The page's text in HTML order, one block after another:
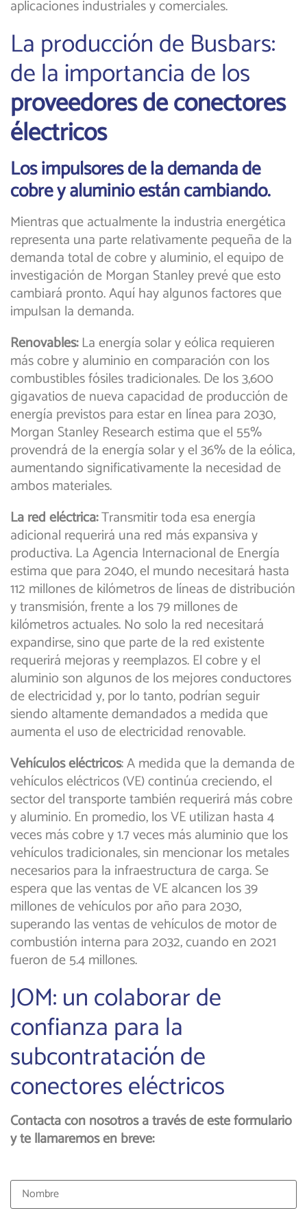
aplicaciones industriales y comerciales.
La producción de Busbars:
de la importancia de los
proveedores de conectores
électricos
Los impulsores de la demanda de
cobre y aluminio están cambiando.
Mientras que actualmente la industria energética
representa una parte relativamente pequeña de la
demanda total de cobre y aluminio, el equipo de
investigación de Morgan Stanley prevé que esto
cambiará pronto. Aquí hay algunos factores que
impulsan la demanda.
Renovables:La energía solar y eólica requieren
más cobre y aluminio en comparación con los
combustibles fósiles tradicionales. De los 3,600
gigavatios de nueva capacidad de producción de
energía previstos para estar en línea para 2030,
Morgan Stanley Research estima que el 55%
provendrá de la energía solar y el 36% de la eólica,
aumentando significativamente la necesidad de
ambos materiales.
La red eléctrica:Transmitir toda esa energía
adicional requerirá una red más expansiva y
productiva. La Agencia Internacional de Energía
estima que para 2040, el mundo necesitará hasta
112 millones de kilómetros de líneas de distribución
y transmisión, frente a los 79 millones de
kilómetros actuales. No solo la red necesitará
expandirse, sino que parte de la red existente
requerirá mejoras y reemplazos. El cobre y el
aluminio son algunos de los mejores conductores
de electricidad y, por lo tanto, podrían seguir
siendo altamente demandados a medida que
aumenta el uso de electricidad renovable.
Vehículos eléctricos: A medida que la demanda de
vehículos eléctricos (VE) continúa creciendo, el
sector del transporte también requerirá más cobre
y aluminio. En promedio, los VE utilizan hasta 4
veces más cobre y 1.7 veces más aluminio que los
vehículos tradicionales, sin mencionar los metales
necesarios para la infraestructura de carga. Se
espera que las ventas de VE alcancen los 39
millones de vehículos por año para 2030,
superando las ventas de vehículos de motor de
combustión interna para 2032, cuando en 2021
fueron de 5.4 millones.
JOM: un colaborar de
confianza para la
subcontratación de
conectores eléctricos
Contacta con nosotros a través de este formulario
y te llamaremos en breve: